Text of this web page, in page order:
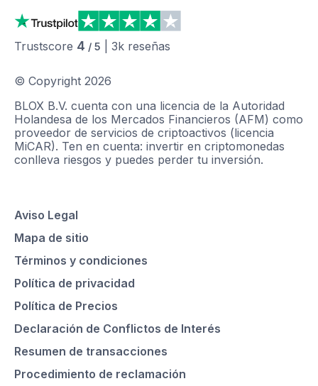
Trustscore 4 / 5 3k reseñas
© Copyright 2026
BLOX B.V. cuenta con una licencia de la Autoridad
Holandesa de los Mercados Financieros (AFM) como
proveedor de servicios de criptoactivos (licencia
MiCAR). Ten en cuenta: invertir en criptomonedas
conlleva riesgos y puedes perder tu inversión.
Aviso Legal
Mapa de sitio
Términos y condiciones
Política de privacidad
Política de Precios
Declaración de Conflictos de Interés
Resumen de transacciones
Procedimiento de reclamación